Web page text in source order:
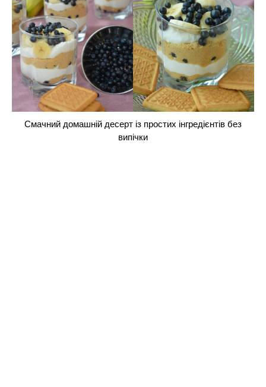
Смачний домашній десерт із простих інгредієнтів без
випічки